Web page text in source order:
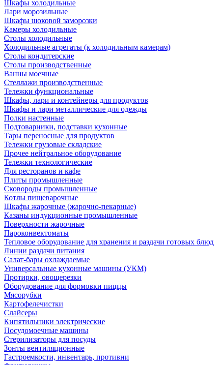
Шкафы холодильные
Лари морозильные
Шкафы шоковой заморозки
Камеры холодильные
Столы холодильные
Холодильные агрегаты (к холодильным камерам)
Столы кондитерские
Столы производственные
Ванны моечные
Стеллажи производственные
Тележки функциональные
Шкафы, лари и контейнеры для продуктов
Шкафы и лари металлические для одежды
Полки настенные
Подтоварники, подставки кухонные
Тары переносные для продуктов
Тележки грузовые складские
Прочее нейтральное оборудование
Тележки технологические
Для ресторанов и кафе
Плиты промышленные
Сковороды промышленные
Котлы пищеварочные
Шкафы жарочные (жарочно-пекарные)
Казаны индукционные промышленные
Поверхности жарочные
Пароконвектоматы
Тепловое оборудование для хранения и раздачи готовых блюд
Линии раздачи питания
Салат-бары охлаждаемые
Универсальные кухонные машины (УКМ)
Протирки, овощерезки
Оборудование для формовки пиццы
Мясорубки
Картофелечистки
Слайсеры
Кипятильники электрические
Посудомоечные машины
Стерилизаторы для посуды
Зонты вентиляционные
Гастроемкости, инвентарь, противни